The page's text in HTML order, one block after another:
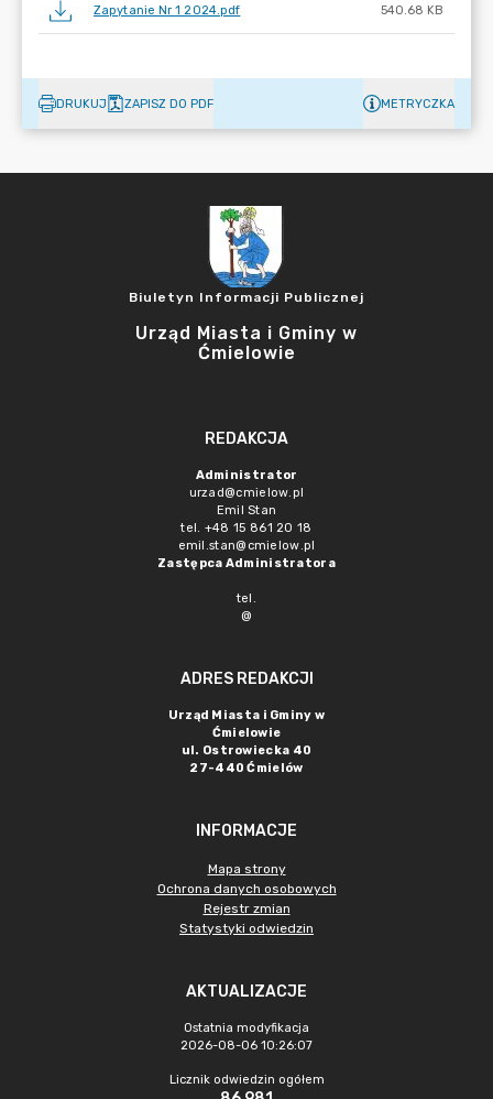
Zapytanie Nr 1 2024.pdf 540.68 KB
DRUKUJ ZAPISZ DO PDF METRYCZKA
Biuletyn Informacji Publicznej
Urząd Miasta i Gminy w
Ćmielowie
REDAKCJA
Administrator
urzad@cmielow.pl
Emil Stan
tel. +48 15 861 20 18
emil.stan@cmielow.pl
Zastępca Administratora
tel.
@
ADRES REDAKCJI
Urząd Miasta i Gminy w
Ćmielowie
ul. Ostrowiecka 40
27-440 Ćmielów
INFORMACJE
Mapa strony
Ochrona danych osobowych
Rejestr zmian
Statystyki odwiedzin
AKTUALIZACJE
Ostatnia modyfikacja
2026-08-06 10:26:07
Licznik odwiedzin ogółem